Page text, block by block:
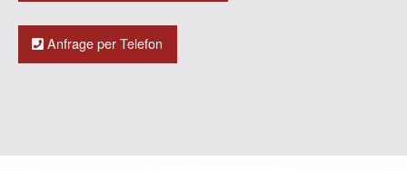
Anfrage per Telefon